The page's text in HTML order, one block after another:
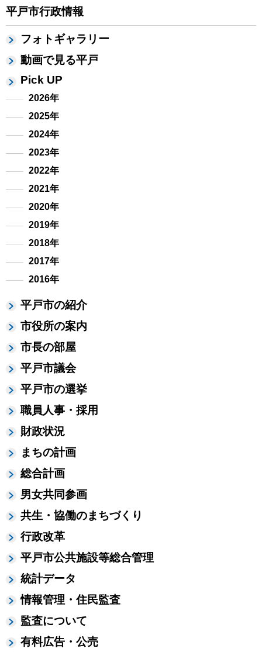
平戸市行政情報
フォトギャラリー
動画で見る平戸
Pick UP
2026年
2025年
2024年
2023年
2022年
2021年
2020年
2019年
2018年
2017年
2016年
平戸市の紹介
市役所の案内
市長の部屋
平戸市議会
平戸市の選挙
職員人事・採用
財政状況
まちの計画
総合計画
男女共同参画
共生・協働のまちづくり
行政改革
平戸市公共施設等総合管理
統計データ
情報管理・住民監査
監査について
有料広告・公売